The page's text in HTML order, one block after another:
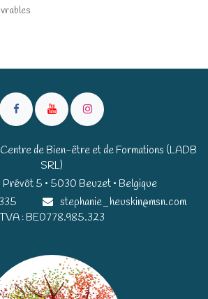
de Bien-être et de Formations (LADB
SRL)
Prévôt 5 • 5030 Beuzet • Belgique​​
stephanie_heuskin@msn.com
: BE0778.985.323